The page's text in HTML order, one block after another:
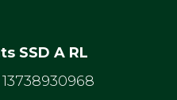
SSD A RL